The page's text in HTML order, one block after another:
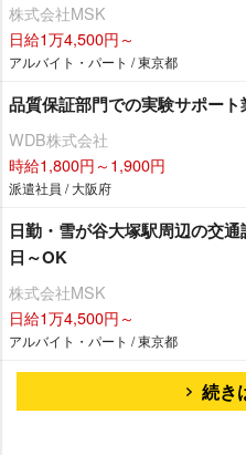
株式会社MSK
日給1万4,500円～
アルバイト・パート / 東京都
品質保証部門での実験サポー
WDB株式会社
時給1,800円～1,900円
派遣社員 / 大阪府
日勤・雪が谷大塚駅周辺の交
日～OK
株式会社MSK
日給1万4,500円～
アルバイト・パート / 東京都
続き